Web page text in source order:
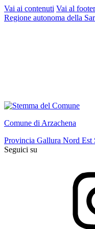
Vai ai contenuti Vai al footer
Regione autonoma della
Comune di Arzachena
Provincia Gallura Nord Est
Seguici su